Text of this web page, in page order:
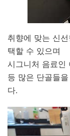
취향에 맞는 신
택할 수 있으며
시그니처 음료인
등 많은 단골들
다.